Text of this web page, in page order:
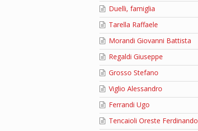
Duelli, famiglia
Tarella Raffaele
Morandi Giovanni Battista
Regaldi Giuseppe
Grosso Stefano
Viglio Alessandro
Ferrandi Ugo
Tencaioli Oreste Ferdinando